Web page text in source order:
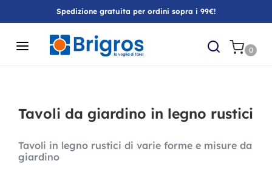
Spedizione gratuita per ordini sopra i 99€!
0
Tavoli da giardino in legno rustici
Tavoli in legno rustici di varie forme e misure da
giardino